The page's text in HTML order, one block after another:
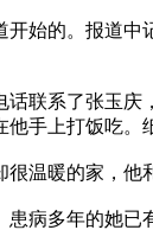
开始的。报道
话联系了张玉
手上打饭吃。
温暖的家，他
患病多年的她